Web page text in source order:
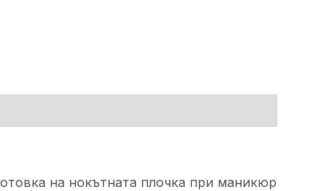
на нокътната плочка при маникюр